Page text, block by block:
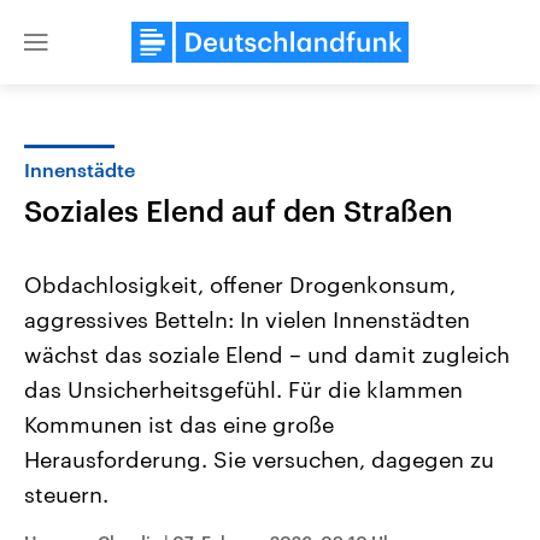
Close
Landtagswahl Sachsen-Anhalt
Alle Informationen
Sachsen-Anhalt wählt am 6.
September 2026 einen neuen
Bundesland von einer Koalition aus
USA
Hintergründe
Wirtschaftlich und
mit großem Einfluss auf
Innenstädte
Soziales Elend auf den Straßen
Obdachlosigkeit, offener Drogenkonsum,
aggressives Betteln: In vielen Innenstädten
wächst das soziale Elend – und damit zugleich
das Unsicherheitsgefühl. Für die klammen
Kommunen ist das eine große
Herausforderung. Sie versuchen, dagegen zu
steuern.